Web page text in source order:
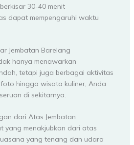
30-40 menit
dapat mempengaruhi waktu
Jembatan Barelang
hanya menawarkan
tetapi juga berbagai aktivitas
hingga wisata kuliner, Anda
di sekitarnya.
dari Atas Jembatan
yang menakjubkan dari atas
yang tenang dan udara